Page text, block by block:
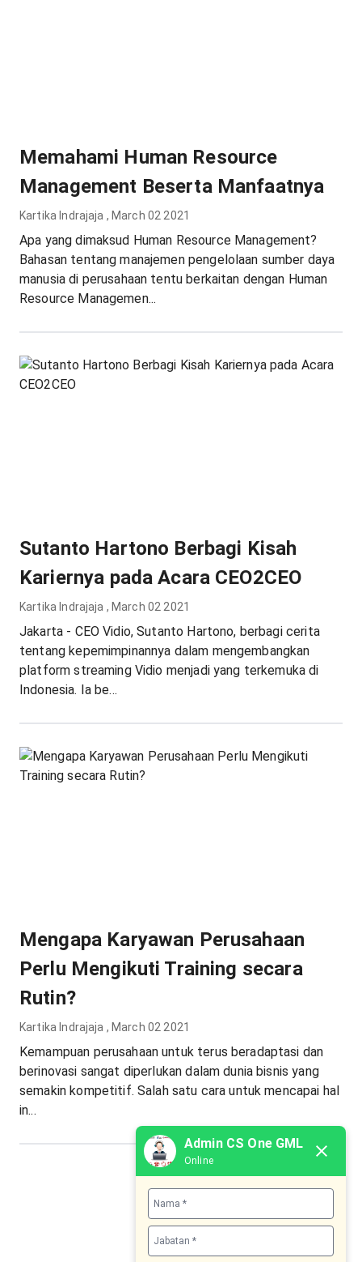
Memahami Human Resource
Management Beserta Manfaatnya
Kartika Indrajaja , March 02 2021
Apa yang dimaksud Human Resource Management?
Bahasan tentang manajemen pengelolaan sumber daya
manusia di perusahaan tentu berkaitan dengan Human
Resource Managemen...
Sutanto Hartono Berbagi Kisah
Kariernya pada Acara CEO2CEO
Kartika Indrajaja , March 02 2021
Jakarta - CEO Vidio, Sutanto Hartono, berbagi cerita
tentang kepemimpinannya dalam mengembangkan
platform streaming Vidio menjadi yang terkemuka di
Indonesia. Ia be...
Mengapa Karyawan Perusahaan
Perlu Mengikuti Training secara
Rutin?
Kartika Indrajaja , March 02 2021
Kemampuan perusahaan untuk terus beradaptasi dan
berinovasi sangat diperlukan dalam dunia bisnis yang
semakin kompetitif. Salah satu cara untuk mencapai hal
in...
Admin CS One GML
Online